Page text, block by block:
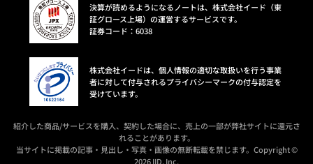
決算が読めるようになるノートは、株式会社イード（東
証グロース上場）の運営するサービスです。
証券コード：6038
株式会社イードは、個人情報の適切な取扱いを行う事業
者に対して付与されるプライバシーマークの付与認定を
受けています。
紹介した商品/サービスを購入、契約した場合に、売上の一部が弊社サイトに還元さ
れることがあります。
当サイトに掲載の記事・見出し・写真・画像の無断転載を禁じます。Copyright ©
2026 IID, Inc.